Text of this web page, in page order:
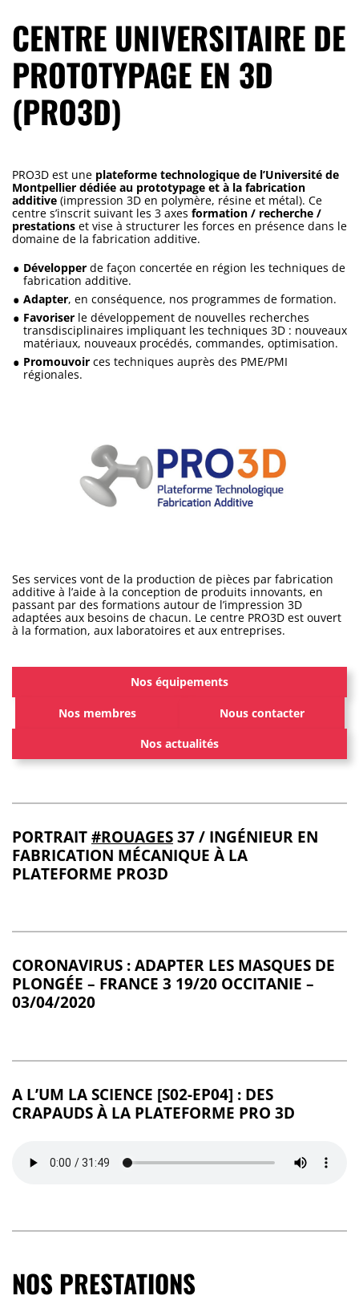
CENTRE UNIVERSITAIRE DE
PROTOTYPAGE EN 3D
(PRO3D)
PRO3D est une plateforme technologique de l’Université de
Montpellier dédiée au prototypage et à la fabrication
additive (impression 3D en polymère, résine et métal). Ce
centre s’inscrit suivant les 3 axes formation / recherche /
prestations et vise à structurer les forces en présence dans le
domaine de la fabrication additive.
Développer de façon concertée en région les techniques de
fabrication additive.
Adapter, en conséquence, nos programmes de formation.
Favoriser le développement de nouvelles recherches
transdisciplinaires impliquant les techniques 3D : nouveaux
matériaux, nouveaux procédés, commandes, optimisation.
Promouvoir ces techniques auprès des PME/PMI
régionales.
Ses services vont de la production de pièces par fabrication
additive à l’aide à la conception de produits innovants, en
passant par des formations autour de l’impression 3D
adaptées aux besoins de chacun. Le centre PRO3D est ouvert
à la formation, aux laboratoires et aux entreprises.
Nos équipements
Nos membres Nous contacter
Nos actualités
PORTRAIT#ROUAGES37 / INGÉNIEUR EN
FABRICATION MÉCANIQUE À LA
PLATEFORME PRO3D
CORONAVIRUS : ADAPTER LES MASQUES DE
PLONGÉE – FRANCE 3 19/20 OCCITANIE –
03/04/2020
A L’UM LA SCIENCE [S02-EP04] : DES
CRAPAUDS À LA PLATEFORME PRO 3D
NOS PRESTATIONS